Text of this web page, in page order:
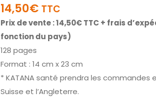
14,50€ TTC
Prix de vente : 14,50€ TTC + frais
fonction du pays)
128 pages
Format : 14 cm x 23 cm
* KATANA santé prendra les commandes
Suisse et l’Angleterre.